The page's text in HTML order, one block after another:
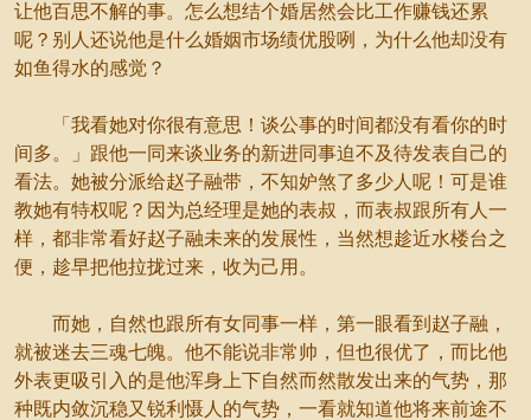
让他百思不解的事。怎么想结个婚居然会比工作赚钱还累
呢？别人还说他是什么婚姻市场绩优股咧，为什么他却没有
如鱼得水的感觉？
「我看她对你很有意思！谈公事的时间都没有看你的时
间多。」跟他一同来谈业务的新进同事迫不及待发表自己的
看法。她被分派给赵子融带，不知妒煞了多少人呢！可是谁
教她有特权呢？因为总经理是她的表叔，而表叔跟所有人一
样，都非常看好赵子融未来的发展性，当然想趁近水楼台之
便，趁早把他拉拢过来，收为己用。
而她，自然也跟所有女同事一样，第一眼看到赵子融，
就被迷去三魂七魄。他不能说非常帅，但也很优了，而比他
外表更吸引入的是他浑身上下自然而然散发出来的气势，那
种既内敛沉稳又锐利慑人的气势，一看就知道他将来前途不